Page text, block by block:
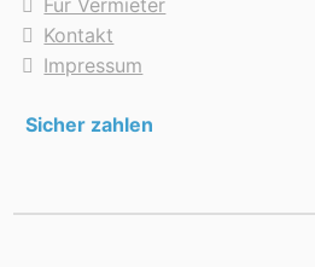
Kontakt
Impressum
Sicher zahlen